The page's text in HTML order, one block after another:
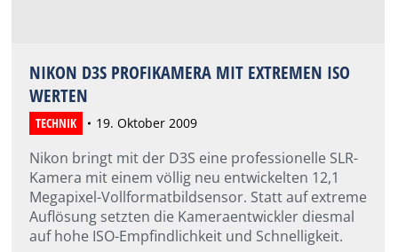
NIKON D3S PROFIKAMERA MIT EXTREMEN ISO
WERTEN
TECHNIK 19. Oktober 2009
Nikon bringt mit der D3S eine professionelle SLR-
Kamera mit einem völlig neu entwickelten 12,1
Megapixel-Vollformatbildsensor. Statt auf extreme
Auflösung setzten die Kameraentwickler diesmal
auf hohe ISO-Empfindlichkeit und Schnelligkeit.